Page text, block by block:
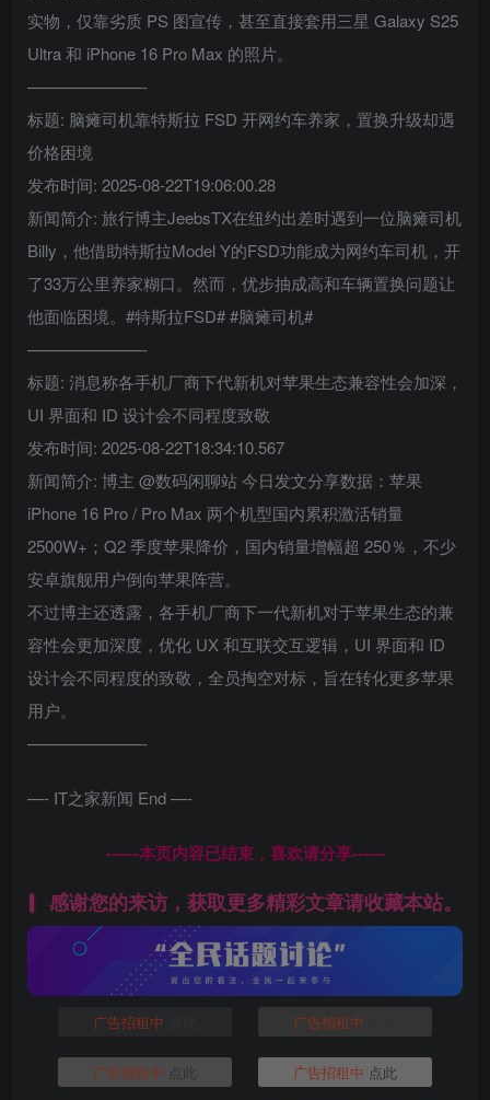
实物，仅靠劣质 PS 图宣传，甚至直接套用三星 Galaxy S25
Ultra 和 iPhone 16 Pro Max 的照片。
———————-
标题: 脑瘫司机靠特斯拉 FSD 开网约车养家，置换升级却遇
价格困境
发布时间: 2025-08-22T19:06:00.28
新闻简介: 旅行博主JeebsTX在纽约出差时遇到一位脑瘫司机
Billy，他借助特斯拉Model Y的FSD功能成为网约车司机，开
了33万公里养家糊口。然而，优步抽成高和车辆置换问题让
他面临困境。#特斯拉FSD# #脑瘫司机#
———————-
标题: 消息称各手机厂商下代新机对苹果生态兼容性会加深，
UI 界面和 ID 设计会不同程度致敬
发布时间: 2025-08-22T18:34:10.567
新闻简介: 博主 @数码闲聊站 今日发文分享数据：苹果
iPhone 16 Pro / Pro Max 两个机型国内累积激活销量
2500W+；Q2 季度苹果降价，国内销量增幅超 250％，不少
安卓旗舰用户倒向苹果阵营。
不过博主还透露，各手机厂商下一代新机对于苹果生态的兼
容性会更加深度，优化 UX 和互联交互逻辑，UI 界面和 ID
设计会不同程度的致敬，全员掏空对标，旨在转化更多苹果
用户。
———————-
—- IT之家新闻 End —-
------本页内容已结束，喜欢请分享------
感谢您的来访，获取更多精彩文章请收藏本站。
广告招租中 广告招租中
广告招租中 点此 广告招租中 点此